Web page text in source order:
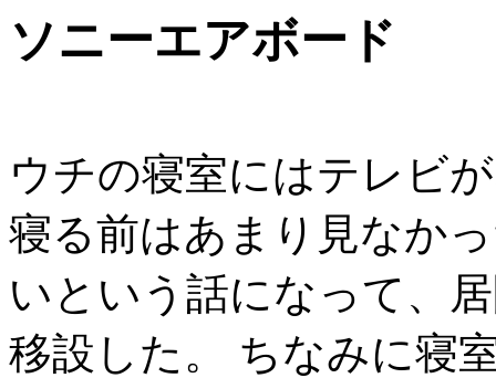
ソニーエアボード
ウチの寝室にはテレビ
寝る前はあまり見なか
いという話になって、
移設した。 ちなみに寝